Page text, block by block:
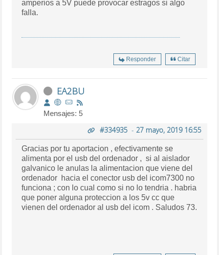
amperios a 5V puede provocar estragos si algo
falla.
Responder Citar
EA2BU
Mensajes: 5
#334935- 27 mayo, 2019 16:55
Gracias por tu aportacion , efectivamente se
alimenta por el usb del ordenador , si al aislador
galvanico le anulas la alimentacion que viene del
ordenador hacia el conector usb del icom7300 no
funciona ; con lo cual como si no lo tendria . habria
que poner alguna proteccion a los 5v cc que
vienen del ordenador al usb del icom . Saludos 73.